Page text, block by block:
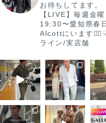
お待ちしてます。
【LIVE】毎週金曜
19:30〜愛知県春
Alcottにいます🙋‍♂️
ライン/実店舗